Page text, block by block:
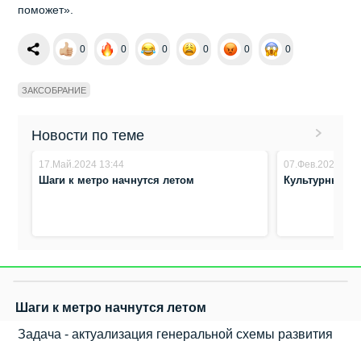
поможет».
0 0 0 0 0 0
ЗАКСОБРАНИЕ
Новости по теме
17.Май.2024 13:44
Шаги к метро начнутся летом
07.Фев.2024
Культурный
Шаги к метро начнутся летом
Задача - актуализация генеральной схемы развития